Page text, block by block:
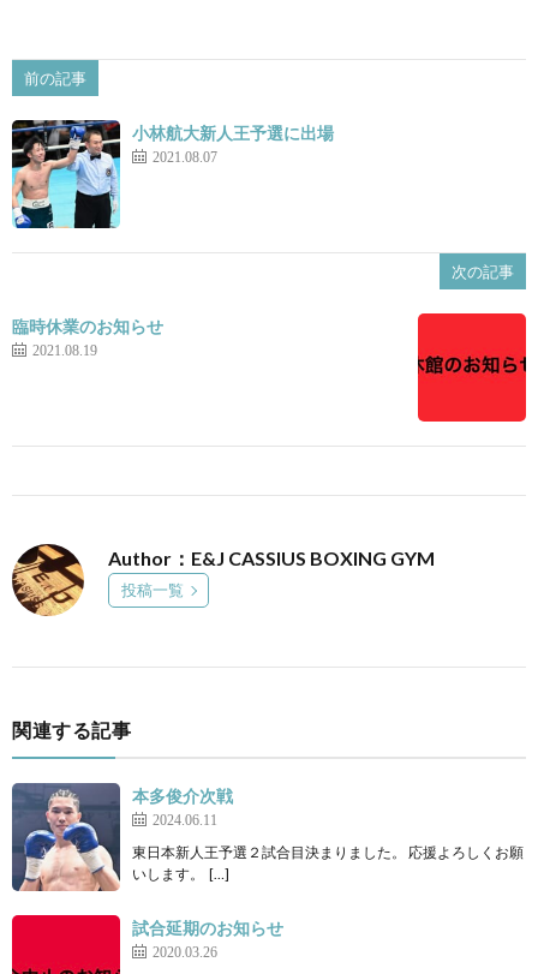
前の記事
小林航大新人王予選に出場
2021.08.07
次の記事
臨時休業のお知らせ
2021.08.19
Author：E&J CASSIUS BOXING GYM
投稿一覧
関連する記事
本多俊介次戦
2024.06.11
東日本新人王予選２試合目決まりました。 応援よろしくお願
いします。 […]
試合延期のお知らせ
2020.03.26